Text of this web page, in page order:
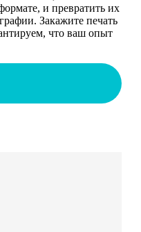
и превратить их
Закажите печать
что ваш опыт